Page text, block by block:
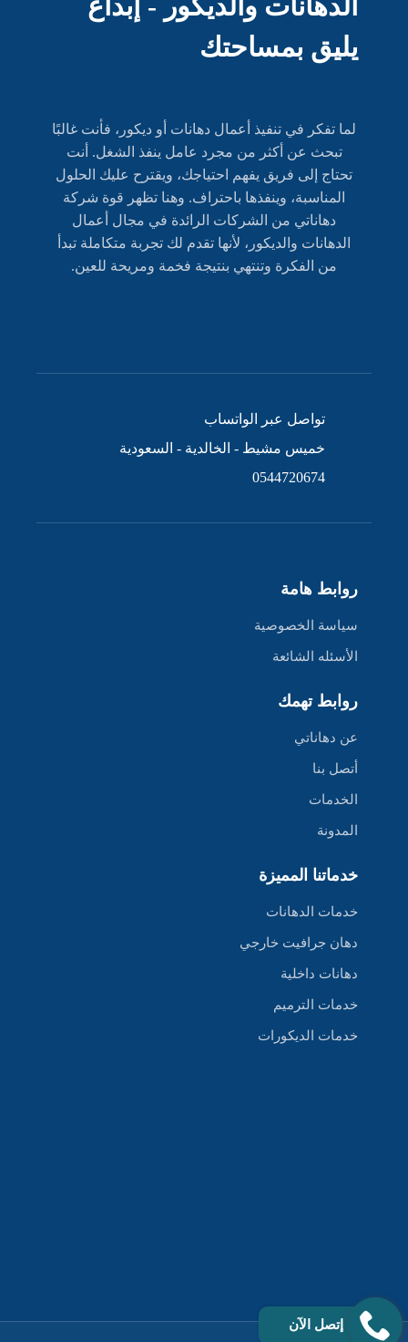
لما تفكر في تنفيذ أعمال دهانات أو ديكور، فأنت غالبًا
تبحث عن أكثر من مجرد عامل ينفذ الشغل. أنت
تحتاج إلى فريق يفهم احتياجك، ويقترح عليك الحلول
المناسبة، وينفذها باحتراف. وهنا تظهر قوة شركة
دهاناتي من الشركات الرائدة في مجال أعمال
الدهانات والديكور، لأنها تقدم لك تجربة متكاملة تبدأ
من الفكرة وتنتهي بنتيجة فخمة ومريحة للعين.
تواصل عبر الواتساب
خميس مشيط - الخالدية - السعودية
0544720674
روابط هامة
سياسة الخصوصية
الأسئله الشائعة
روابط تهمك
عن دهاناتي
أتصل بنا
الخدمات
المدونة
خدماتنا المميزة
خدمات الدهانات
دهان جرافيت خارجي
دهانات داخلية
خدمات الترميم
خدمات الديكورات
إتصل الآن